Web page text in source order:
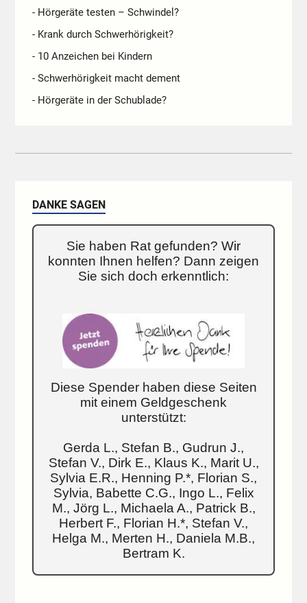
- Hörgeräte testen – Schwindel?
- Krank durch Schwerhörigkeit?
- 10 Anzeichen bei Kindern
- Schwerhörigkeit macht dement
- Hörgeräte in der Schublade?
DANKE SAGEN
Sie haben Rat gefunden? Wir
konnten Ihnen helfen? Dann zeigen
Sie sich doch erkenntlich:
Diese Spender haben diese Seiten
mit einem Geldgeschenk
unterstützt:
Gerda L., Stefan B., Gudrun J.,
Stefan V., Dirk E., Klaus K., Marit U.,
Sylvia E.R., Henning P.*, Florian S.,
Sylvia, Babette C.G., Ingo L., Felix
M., Jörg L., Michaela A., Patrick B.,
Herbert F., Florian H.*, Stefan V.,
Helga M., Merten H., Daniela M.B.,
Bertram K.